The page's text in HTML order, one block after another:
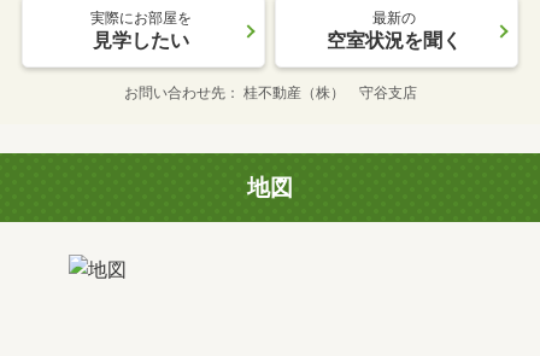
実際にお部屋を
見学したい
最新の
空室状況を聞く
お問い合わせ先 桂不動産（株） 守谷支店
地図